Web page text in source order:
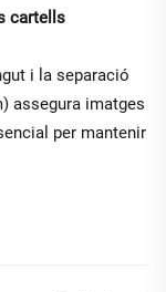
cartells
i la separació
assegura imatges
per mantenir